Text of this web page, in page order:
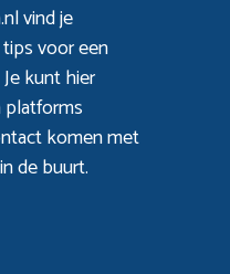
vind je
voor een
kunt hier
komen met
de buurt.